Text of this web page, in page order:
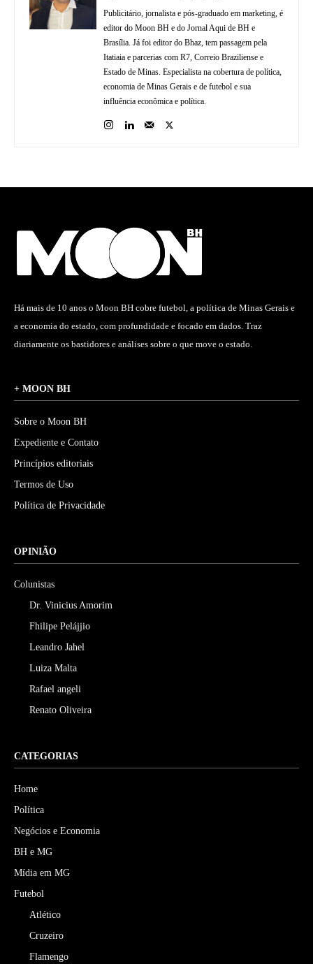
Publicitário, jornalista e pós-graduado em marketing, é
editor do Moon BH e do Jornal Aqui de BH e
Brasília. Já foi editor do Bhaz, tem passagem pela
Itatiaia e parcerias com R7, Correio Braziliense e
Estado de Minas. Especialista na cobertura de política,
economia de Minas Gerais e de futebol e sua
influência econômica e política.
Há mais de 10 anos o Moon BH cobre futebol, a política de Minas Gerais e
a economia do estado, com profundidade e focado em dados. Traz
diariamente os bastidores e análises sobre o que move o estado.
+ MOON BH
Sobre o Moon BH
Expediente e Contato
Princípios editoriais
Termos de Uso
Política de Privacidade
OPINIÃO
Colunistas
Dr. Vinicius Amorim
Fhilipe Pelájjio
Leandro Jahel
Luiza Malta
Rafael angeli
Renato Oliveira
CATEGORIAS
Home
Política
Negócios e Economia
BH e MG
Mídia em MG
Futebol
Atlético
Cruzeiro
Flamengo